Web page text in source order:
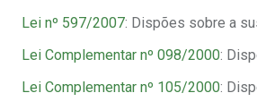
Lei nº 597/2007: Dispões sobre a
Lei Complementar nº 098/2000:
Lei Complementar nº 105/2000: